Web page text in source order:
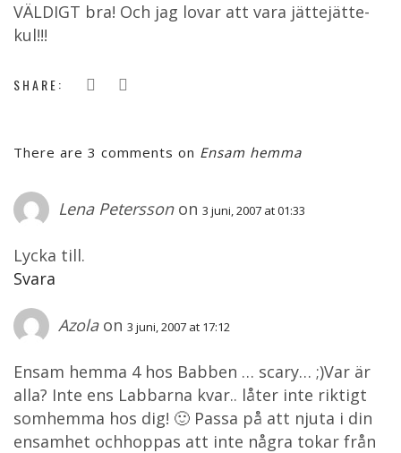
VÄLDIGT bra! Och jag lovar att vara jättejätte-
kul!!!
SHARE:
There are 3 comments on Ensam hemma
Lena Petersson on 3 juni, 2007 at 01:33
Lycka till.
Svara
Azola on 3 juni, 2007 at 17:12
Ensam hemma 4 hos Babben … scary… ;)Var är
alla? Inte ens Labbarna kvar.. låter inte riktigt
somhemma hos dig! 🙂 Passa på att njuta i din
ensamhet ochhoppas att inte några tokar från